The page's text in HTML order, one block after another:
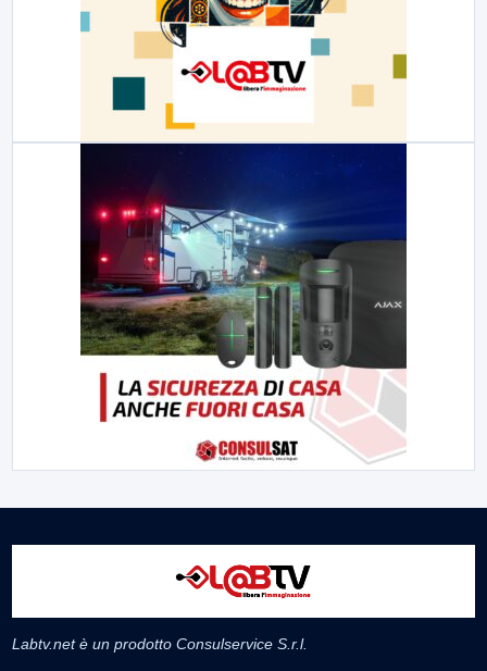
Labtv.net è un prodotto Consulservice S.r.l.